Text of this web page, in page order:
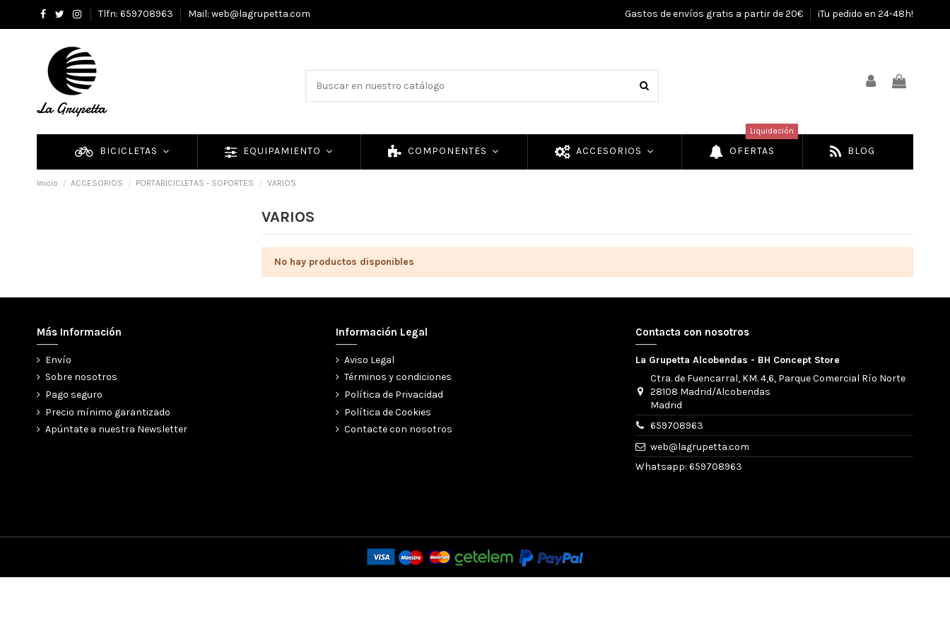
Tlfn: 659708963 Mail: web@lagrupetta.com Gastos de envíos gratis a partir de 20€ ¡Tu pedido en 24-48h!
BICICLETAS EQUIPAMIENTO COMPONENTES ACCESORIOS OFERTAS
Liquidación
BLOG
Inicio ACCESORIOS PORTABICICLETAS - SOPORTES VARIOS
VARIOS
No hay productos disponibles
Más Información
Envío
Sobre nosotros
Pago seguro
Precio mínimo garantizado
Apúntate a nuestra Newsletter
Información Legal
Aviso Legal
Términos y condiciones
Política de Privacidad
Política de Cookies
Contacte con nosotros
Contacta con nosotros
La Grupetta Alcobendas - BH Concept Store
Ctra. de Fuencarral, KM. 4,6, Parque Comercial Río Norte
28108 Madrid/Alcobendas
Madrid
659708963
web@lagrupetta.com
Whatsapp: 659708963